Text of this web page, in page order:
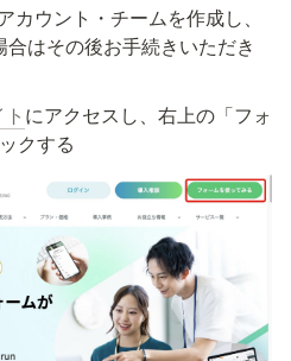
ウント・チームを作成し、
はその後お手続きいただき
にアクセスし、右上の「フォ
クする